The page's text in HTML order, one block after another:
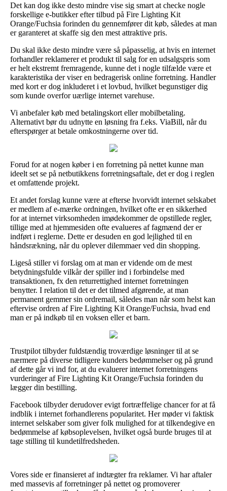
Det kan dog ikke desto mindre vise sig smart at checke nogle
forskellige e-butikker efter tilbud på Fire Lighting Kit
Orange/Fuchsia forinden du gennemfører dit køb, således at man
er garanteret at skaffe sig den mest attraktive pris.
Du skal ikke desto mindre være så påpasselig, at hvis en internet
forhandler reklamerer et produkt til salg for en udsalgspris som
er helt ekstremt fremragende, kunne det i nogle tilfælde være et
karakteristika der viser en bedragerisk online forretning. Handler
med kort er dog inkluderet i et lovbud, hvilket begunstiger dig
som kunde overfor uærlige internet varehuse.
Vi anbefaler køb med betalingskort eller mobilbetaling.
Alternativt bør du udnytte en løsning fra f.eks. ViaBill, når du
efterspørger at betale omkostningerne over tid.
Forud for at nogen køber i en forretning på nettet kunne man
ideelt set se på netbutikkens forretningsaftale, det er dog i reglen
et omfattende projekt.
Et andet forslag kunne være at efterse hvorvidt internet selskabet
er medlem af e-mærke ordningen, hvilket ofte er en sikkerhed
for at internet virksomheden imødekommer de opstillede regler,
tillige med at hjemmesiden ofte evalueres af fagmænd der er
indført i reglerne. Dette er desuden en god lejlighed til en
håndsrækning, når du oplever dilemmaer ved din shopping.
Ligeså stiller vi forslag om at man er vidende om de mest
betydningsfulde vilkår der spiller ind i forbindelse med
transaktionen, fx den returrettighed internet forretningen
benytter. I relation til det er det tilmed afgørende, at man
permanent gemmer sin ordremail, således man når som helst kan
eftervise ordren af Fire Lighting Kit Orange/Fuchsia, hvad end
man er på indkøb til en voksen eller et barn.
Trustpilot tilbyder fuldstændig troværdige løsninger til at se
nærmere på diverse tidligere kunders bedømmelser og på grund
af dette går vi ind for, at du evaluerer internet forretningens
vurderinger af Fire Lighting Kit Orange/Fuchsia forinden du
lægger din bestilling.
Facebook tilbyder derudover evigt fortræffelige chancer for at få
indblik i internet forhandlerens popularitet. Her møder vi faktisk
internet selskaber som giver folk mulighed for at tilkendegive en
bedømmelse af købsoplevelsen, hvilket også burde bruges til at
tage stilling til kundetilfredsheden.
Vores side er finansieret af indtægter fra reklamer. Vi har aftaler
med massevis af forretninger på nettet og promoverer